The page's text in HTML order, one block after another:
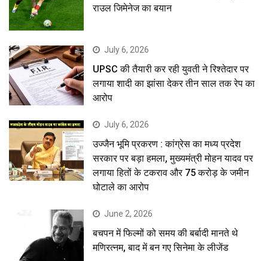
राउल जिमेनेज का बयान
July 6, 2026
UPSC की तैयारी कर रही युवती ने रिश्तेदार पर
लगाया शादी का झांसा देकर तीन साल तक रेप का
आरोप
July 6, 2026
उज्जैन भूमि प्रकरण : कांग्रेस का मध्य प्रदेश
सरकार पर बड़ा हमला, मुख्यमंत्री मोहन यादव पर
लगाया हितों के टकराव और 75 करोड़ के जमीन
घोटाले का आरोप
June 2, 2026
बचपन में फिल्मों को समय की बर्बादी मानते थे
मणिरत्नम, बाद में बन गए सिनेमा के लीजेंड